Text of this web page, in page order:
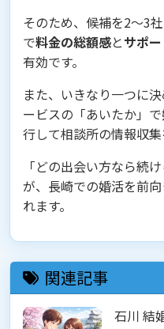
そのため、候補を2〜3
で料金の総額感とサポ
有効です。
また、いきなり一つに
ービスの「あいたか」
行して相談所の情報収集
「どの出会い方なら続
が、長崎での婚活を前
れます。
関連記事
石川 結